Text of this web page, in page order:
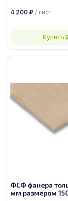
4 200 ₽ / лист
Купить
ФСФ фанера
мм размером